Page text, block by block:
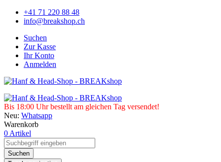
+41 71 220 88 48
info@breakshop.ch
Suchen
Zur Kasse
Ihr Konto
Anmelden
Bis 18:00 Uhr bestellt am gleichen Tag versendet!
Neu: Whatsapp
Warenkorb
0 Artikel
Suchen